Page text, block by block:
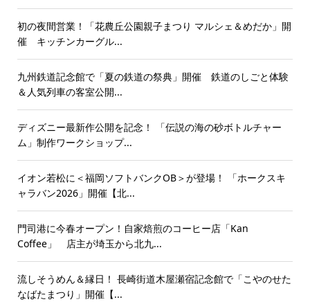
初の夜間営業！「花農丘公園親子まつり マルシェ＆めだか」開
催 キッチンカーグル...
九州鉄道記念館で「夏の鉄道の祭典」開催 鉄道のしごと体験
＆人気列車の客室公開...
ディズニー最新作公開を記念！ 「伝説の海の砂ボトルチャー
ム」制作ワークショップ...
イオン若松に＜福岡ソフトバンクOB＞が登場！ 「ホークスキ
ャラバン2026」開催【北...
門司港に今春オープン！自家焙煎のコーヒー店「Kan
Coffee」 店主が埼玉から北九...
流しそうめん＆縁日！ 長崎街道木屋瀬宿記念館で「こやのせた
なばたまつり」開催【...